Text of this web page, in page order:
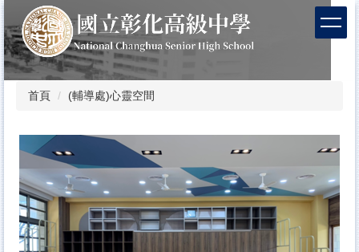
到
主
要
內
首頁 (輔導處)心靈空間